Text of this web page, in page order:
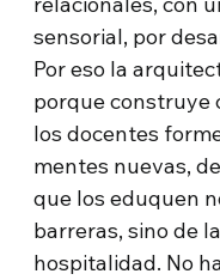
sensorial, por
Por eso la
porque construye
los docentes
mentes nuevas,
que los eduquen
barreras, sino de
hospitalidad. No